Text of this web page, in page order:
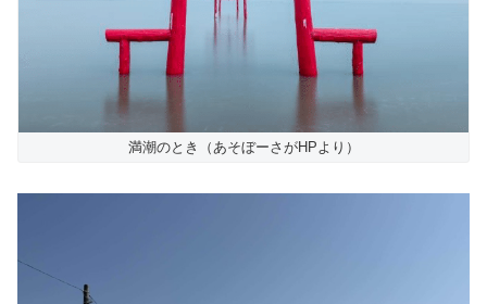
満潮のとき（あそぼーさがHPより）